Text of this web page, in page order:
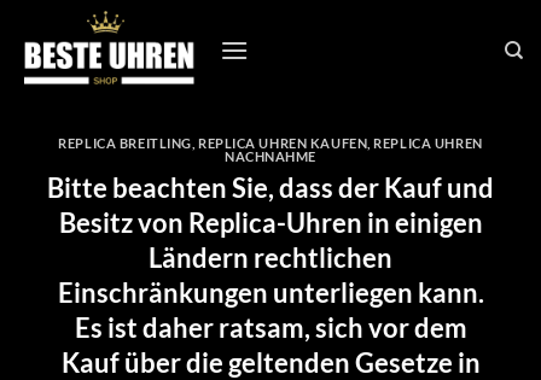
Inhalt
springen
REPLICA BREITLING ,REPLICA UHREN KAUFEN ,REPLICA UHREN
NACHNAHME
Bitte beachten Sie, dass der Kauf und
Besitz von Replica-Uhren in einigen
Ländern rechtlichen
Einschränkungen unterliegen kann.
Es ist daher ratsam, sich vor dem
Kauf über die geltenden Gesetze in